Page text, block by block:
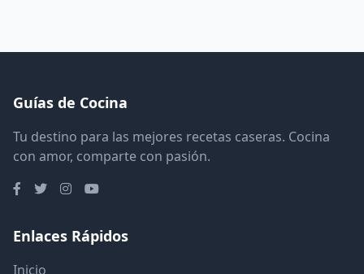
Guías de Cocina
Tu destino para las mejores recetas caseras. Cocina
con amor, comparte con pasión.
Enlaces Rápidos
Inicio